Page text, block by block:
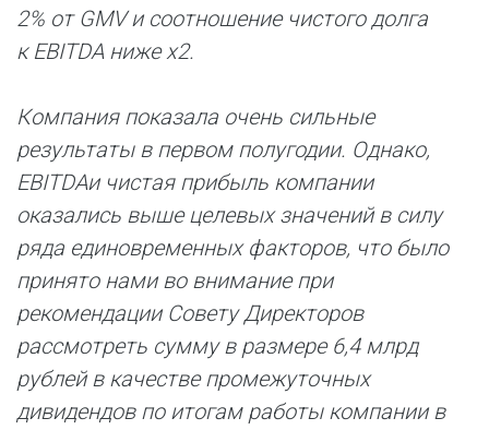
2% от GMVи соотношение чистого долга
к EBITDA ниже х2.
Компания показала очень сильные
результаты в первом полугодии. Однако,
EBITDAи чистая прибыль компании
оказались выше целевых значений в силу
ряда единовременных факторов, что было
принято нами во внимание при
рекомендации Совету Директоров
рассмотреть сумму в размере 6,4 млрд
рублей в качестве промежуточных
дивидендов по итогам работы компании в